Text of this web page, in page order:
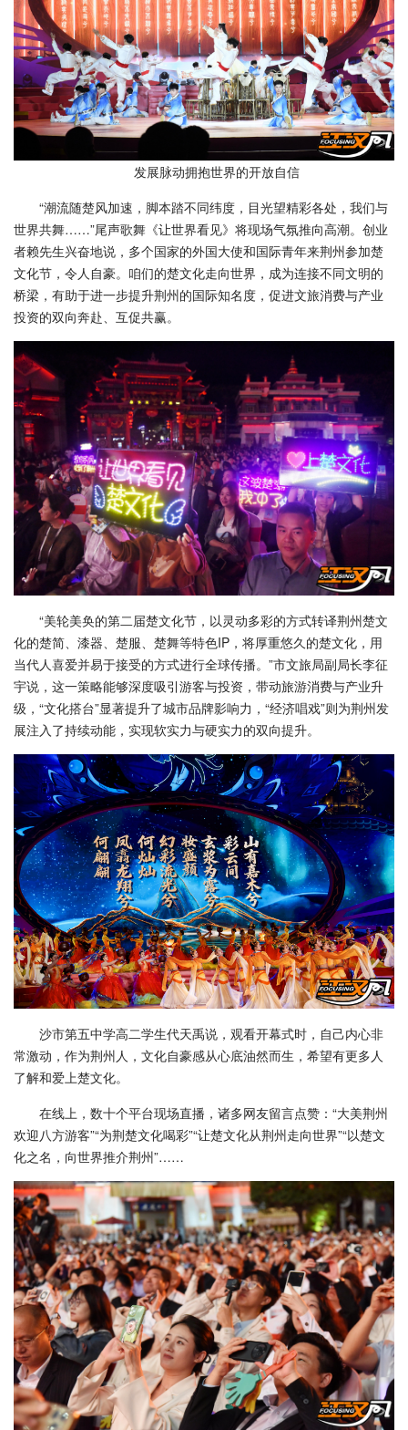
发展脉动拥抱世界的开放自信
“潮流随楚风加速，脚本踏不同纬度，目光望精彩各处，我们与
世界共舞……”尾声歌舞《让世界看见》将现场气氛推向高潮。创业
者赖先生兴奋地说，多个国家的外国大使和国际青年来荆州参加楚
文化节，令人自豪。咱们的楚文化走向世界，成为连接不同文明的
桥梁，有助于进一步提升荆州的国际知名度，促进文旅消费与产业
投资的双向奔赴、互促共赢。
“美轮美奂的第二届楚文化节，以灵动多彩的方式转译荆州楚文
化的楚简、漆器、楚服、楚舞等特色IP，将厚重悠久的楚文化，用
当代人喜爱并易于接受的方式进行全球传播。”市文旅局副局长李征
宇说，这一策略能够深度吸引游客与投资，带动旅游消费与产业升
级，“文化搭台”显著提升了城市品牌影响力，“经济唱戏”则为荆州发
展注入了持续动能，实现软实力与硬实力的双向提升。
沙市第五中学高二学生代天禹说，观看开幕式时，自己内心非
常激动，作为荆州人，文化自豪感从心底油然而生，希望有更多人
了解和爱上楚文化。
在线上，数十个平台现场直播，诸多网友留言点赞：“大美荆州
欢迎八方游客”“为荆楚文化喝彩”“让楚文化从荆州走向世界”“以楚文
化之名，向世界推介荆州”……